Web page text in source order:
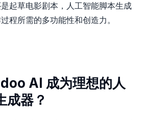
起草电影剧本，人工智能脚本生成
程所需的多功能性和创造力。
AI 成为理想的人
成器？